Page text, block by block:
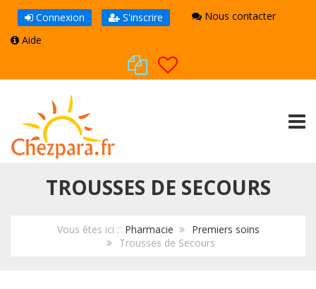
Connexion S'inscrire
Nous contacter
Aide
TROUSSES DE SECOURS
Vous êtes ici : Pharmacie
Premiers soins
Trousses de Secours